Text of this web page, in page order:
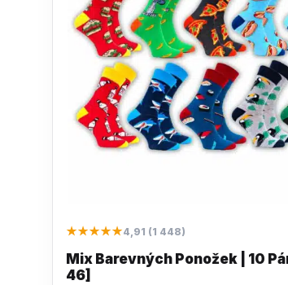
★★★★★4,91 (1 448)
Mix Barevných Ponožek | 10
46]